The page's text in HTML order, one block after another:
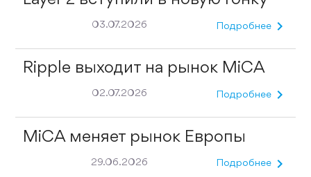
03.07.2026 Подробнее chevron_right
Ripple выходит на рынок MiCA
02.07.2026 Подробнее chevron_right
MiCA меняет рынок Европы
29.06.2026 Подробнее chevron_right